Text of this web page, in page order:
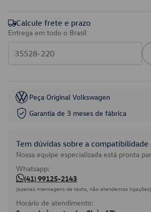
Calcule frete e prazo
Entrega em todo o Brasil
Peça Original Volkswagen
Garantia de 3 meses de fábrica
Tem dúvidas sobre a
Nossa equipe especializada está pronta
Whatsapp:
(41) 99125-2143
(apenas mensagens de texto, não atendemos ligações)
Horário de atendimento: